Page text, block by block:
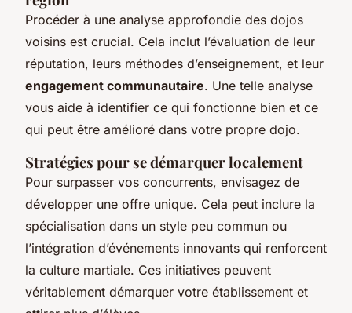
Procéder à une analyse approfondie des dojos
voisins est crucial. Cela inclut l’évaluation de leur
réputation, leurs méthodes d’enseignement, et leur
engagement communautaire. Une telle analyse
vous aide à identifier ce qui fonctionne bien et ce
qui peut être amélioré dans votre propre dojo.
Stratégies pour se démarquer localement
Pour surpasser vos concurrents, envisagez de
développer une offre unique. Cela peut inclure la
spécialisation dans un style peu commun ou
l’intégration d’événements innovants qui renforcent
la culture martiale. Ces initiatives peuvent
véritablement démarquer votre établissement et